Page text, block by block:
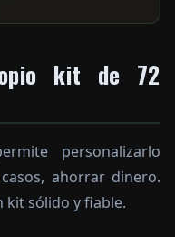
kit de 72
personalizarlo
ahorrar dinero.
kit sólido y fiable.